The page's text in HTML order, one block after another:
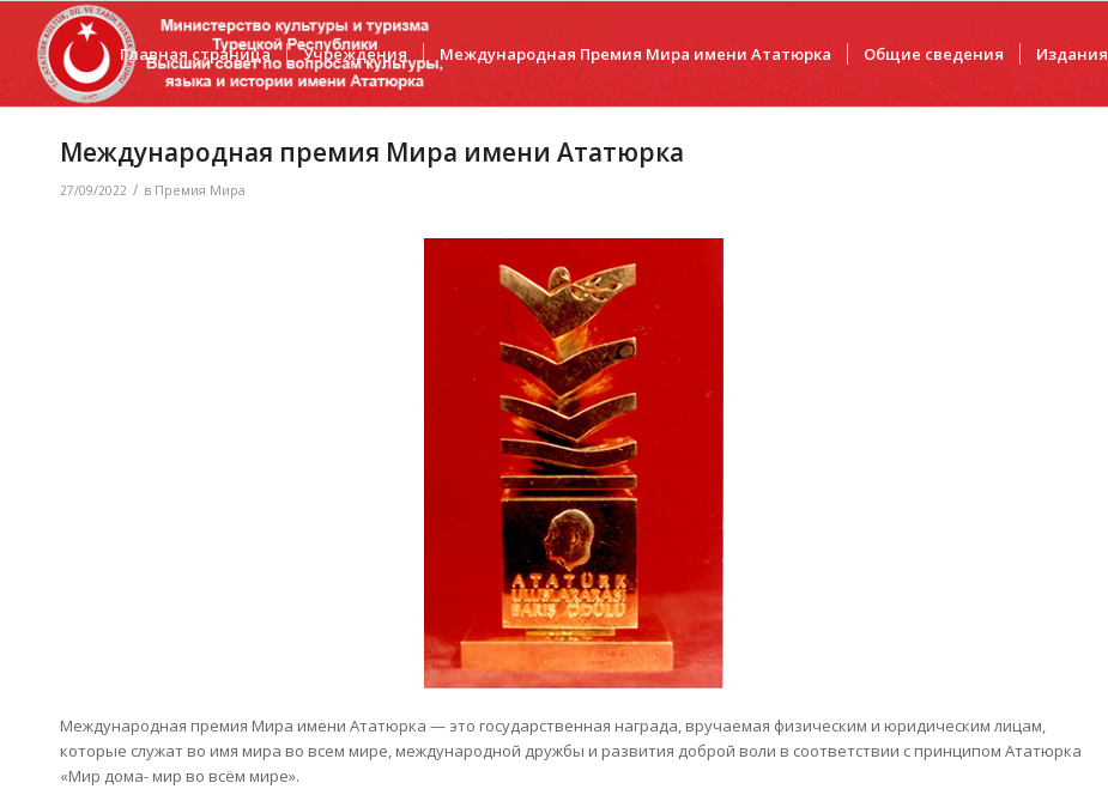
Главная страница Учреждения Международная Премия Мира имени Ататюрка Общие сведения Издания
Международная премия Мира имени Ататюрка
27/09/2022 / в Премия Мира
Международная премия Мира имени Ататюрка — это государственная награда, вручаемая физическим и юридическим лицам,
которые служат во имя мира во всем мире, международной дружбы и развития доброй воли в соответствии с принципом Ататюрка
«Мир дома- мир во всём мире».